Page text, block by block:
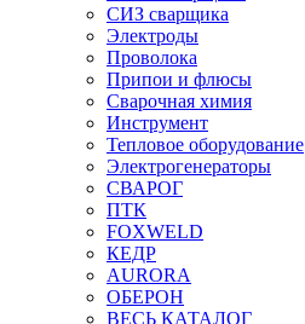
СИЗ сварщика
Электроды
Проволока
Припои и флюсы
Сварочная химия
Инструмент
Тепловое оборудование
Электрогенераторы
СВАРОГ
ПТК
FOXWELD
КЕДР
AURORA
ОБЕРОН
ВЕСЬ КАТАЛОГ